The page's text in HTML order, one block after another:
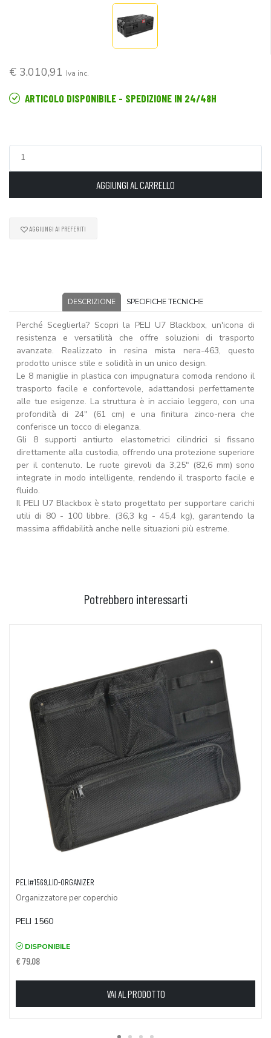
€ 3.010,91 Iva inc.
ARTICOLO DISPONIBILE - SPEDIZIONE IN 24/48H
AGGIUNGI AL CARRELLO
AGGIUNGI AI PREFERITI
DESCRIZIONE SPECIFICHE TECNICHE
Perché Sceglierla? Scopri la PELI U7 Blackbox, un'icona di
resistenza e versatilità che offre soluzioni di trasporto
avanzate. Realizzato in resina mista nera-463, questo
prodotto unisce stile e solidità in un unico design.
Le 8 maniglie in plastica con impugnatura comoda rendono il
trasporto facile e confortevole, adattandosi perfettamente
alle tue esigenze. La struttura è in acciaio leggero, con una
profondità di 24" (61 cm) e una finitura zinco-nera che
conferisce un tocco di eleganza.
Gli 8 supporti antiurto elastometrici cilindrici si fissano
direttamente alla custodia, offrendo una protezione superiore
per il contenuto. Le ruote girevoli da 3,25" (82,6 mm) sono
integrate in modo intelligente, rendendo il trasporto facile e
fluido.
Il PELI U7 Blackbox è stato progettato per supportare carichi
utili di 80 - 100 libbre. (36,3 kg - 45,4 kg), garantendo la
massima affidabilità anche nelle situazioni più estreme.
Potrebbero interessarti
AGGIUNGI AL CARRELLO
PELI#1569,LID-ORGANIZER
Organizzatore per coperchio
PELI 1560
DISPONIBILE
€ 79,08
VAI AL PRODOTTO